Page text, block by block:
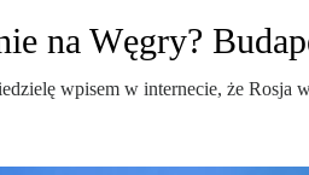
na Węgry?
wpisem w internecie, że